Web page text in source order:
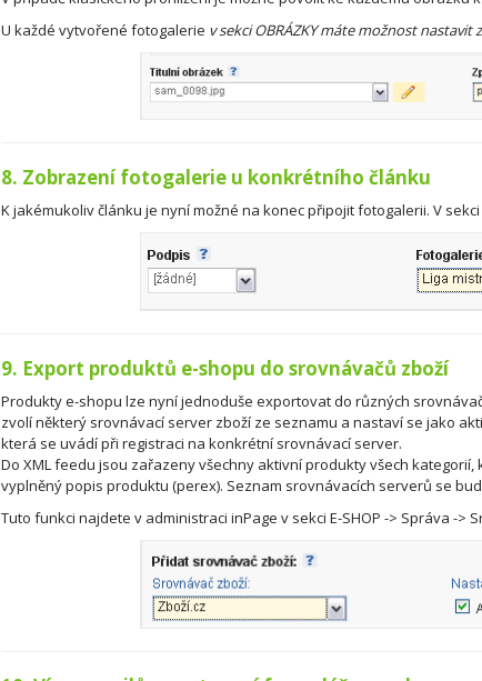
U každé vytvořené fotogalerie v sekci OBRÁZKY máte možnost nastavit
8. Zobrazení fotogalerie u konkrétního článku
K jakémukoliv článku je nyní možné na konec připojit fotogalerii. V
9. Export produktů e-shopu do srovnávačů zboží
Produkty e-shopu lze nyní jednoduše exportovat do různých
zvolí některý srovnávací server zboží ze seznamu a nastaví se jako
která se uvádí při registraci na konkrétní srovnávací server.
Do XML feedu jsou zařazeny všechny aktivní produkty všech
vyplněný popis produktu (perex). Seznam srovnávacích serverů se
Tuto funkci najdete v administraci inPage v sekci E-SHOP -> Správa ->